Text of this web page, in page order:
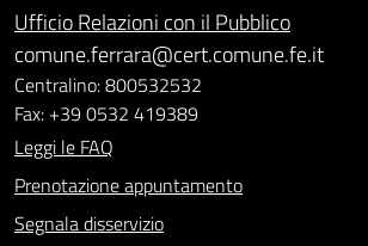
Ufficio Relazioni con il Pubblico
comune.ferrara@cert.comune.fe.it
Centralino: 800532532
Fax: +39 0532 419389
Leggi le FAQ
Prenotazione appuntamento
Segnala disservizio